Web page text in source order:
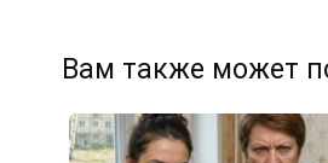
Вам также может